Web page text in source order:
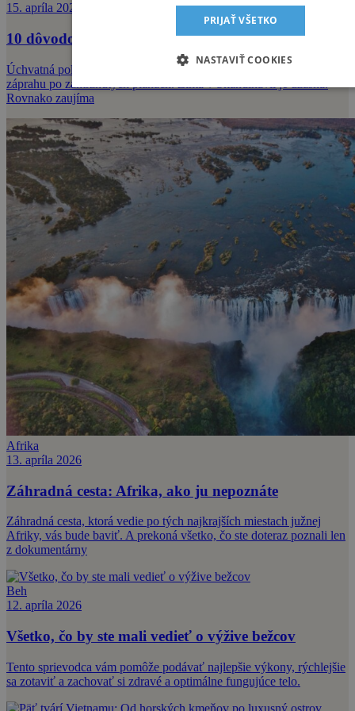
15. apríla 2026
10 dôvodov, prečo ísť v lete do Škandinávie
Úchvatná polárna žiara, magické ľadové fjordy alebo jazda v sobom
záprahu po zamrznutých pláňach. Zima v Škandinávii je úžasná.
Rovnako zaujíma
Afrika
13. apríla 2026
Záhradná cesta: Afrika, ako ju nepoznáte
Záhradná cesta, ktorá vedie po tých najkrajších miestach južnej
Afriky, vás bude baviť. A prekoná všetko, čo ste doteraz poznali len
z dokumentárny
Beh
12. apríla 2026
Všetko, čo by ste mali vedieť o výžive bežcov
Tento sprievodca vám pomôže podávať najlepšie výkony, rýchlejšie
sa zotaviť a zachovať si zdravé a optimálne fungujúce telo.
PRIJAŤ VŠETKO
NASTAVIŤ COOKIES